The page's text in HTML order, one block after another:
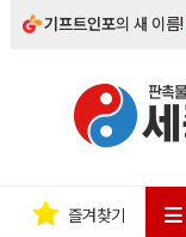
기프트인포의 새 이름!
즐겨찾기